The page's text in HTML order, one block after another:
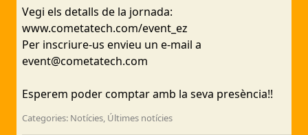
Vegi els detalls de la jornada:
www.cometatech.com/event_ez
Per inscriure-us envieu un e-mail a
event@cometatech.com
Esperem poder comptar amb la seva presència!!
Categories: Notícies, Últimes notícies